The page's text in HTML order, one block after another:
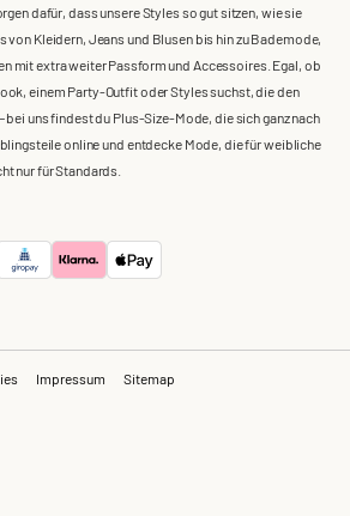
dafür, dass unsere Styles so gut sitzen, wie sie
von Kleidern, Jeans und Blusen bis hin zu Bademode,
mit extra weiter Passform und Accessoires. Egal, ob
einem Party-Outfit oder Styles suchst, die den
bei uns findest du Plus-Size-Mode, die sich ganz nach
online und entdecke Mode, die für weibliche
nur für Standards.
Impressum Sitemap